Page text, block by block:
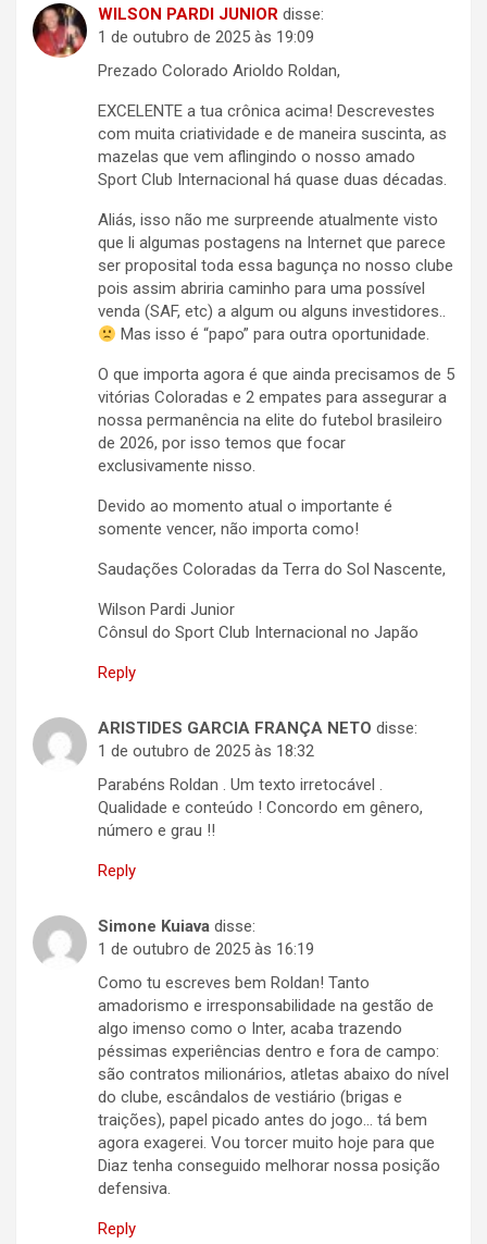
WILSON PARDI JUNIOR disse:
1 de outubro de 2025 às 19:09
Prezado Colorado Arioldo Roldan,
EXCELENTE a tua crônica acima! Descrevestes
com muita criatividade e de maneira suscinta, as
mazelas que vem aflingindo o nosso amado
Sport Club Internacional há quase duas décadas.
Aliás, isso não me surpreende atualmente visto
que li algumas postagens na Internet que parece
ser proposital toda essa bagunça no nosso clube
pois assim abriria caminho para uma possível
venda (SAF, etc) a algum ou alguns investidores..
Mas isso é “papo” para outra oportunidade.
O que importa agora é que ainda precisamos de 5
vitórias Coloradas e 2 empates para assegurar a
nossa permanência na elite do futebol brasileiro
de 2026, por isso temos que focar
exclusivamente nisso.
Devido ao momento atual o importante é
somente vencer, não importa como!
Saudações Coloradas da Terra do Sol Nascente,
Wilson Pardi Junior
Cônsul do Sport Club Internacional no Japão
Reply
ARISTIDES GARCIA FRANÇA NETO disse:
1 de outubro de 2025 às 18:32
Parabéns Roldan . Um texto irretocável .
Qualidade e conteúdo ! Concordo em gênero,
número e grau !!
Reply
Simone Kuiava disse:
1 de outubro de 2025 às 16:19
Como tu escreves bem Roldan! Tanto
amadorismo e irresponsabilidade na gestão de
algo imenso como o Inter, acaba trazendo
péssimas experiências dentro e fora de campo:
são contratos milionários, atletas abaixo do nível
do clube, escândalos de vestiário (brigas e
traições), papel picado antes do jogo… tá bem
agora exagerei. Vou torcer muito hoje para que
Diaz tenha conseguido melhorar nossa posição
defensiva.
Reply